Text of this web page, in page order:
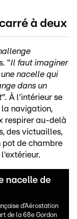
à deux
"Il faut imaginer
nacelle qui
dans un
". À l'intérieur se
la navigation,
respirer au-delà
des victuailles,
pot de chambre
nacelle de
d’Aérostation
de la 68e Gordon